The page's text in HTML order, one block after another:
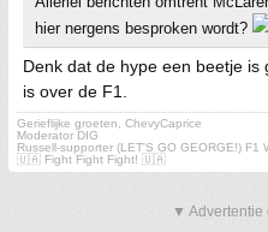
hier nergens besproken wordt?
Denk dat de hype een beetje
is over de F1.
Gerieflijke groeten, ChevyCaprice
Moderator DIG
Russell-supporter (LET'S GO GEORGE!) F1
🇺🇦 Fight Fight Fight! 🇺🇦
▼ Advertentie